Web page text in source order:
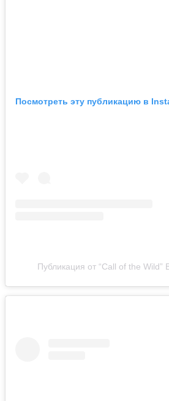
Посмотреть эту публикацию в
Публикация от “Call of the Wild”